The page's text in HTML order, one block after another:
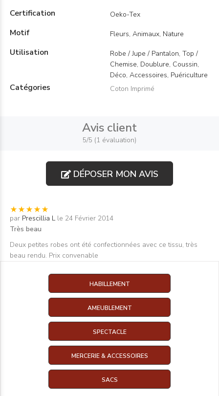
Certification Oeko-Tex
Motif Fleurs, Animaux, Nature
Utilisation
Robe / Jupe / Pantalon, Top /
Chemise, Doublure, Coussin,
Déco, Accessoires, Puériculture
Catégories Coton Imprimé
Avis client
5/5 (1 évaluation)
DÉPOSER MON AVIS
par Prescillia L le 24 Février 2014
Très beau
Deux petites robes ont été confectionnées avec ce tissu, très
beau rendu. Prix convenable
HABILLEMENT
AMEUBLEMENT
SPECTACLE
MERCERIE & ACCESSOIRES
SACS